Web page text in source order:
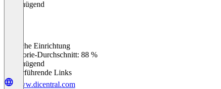
Ungenügend
Einfache Einrichtung
Kategorie-Durchschnitt: 88 %
Ungenügend
Weiterführende Links
www.dicentral.com